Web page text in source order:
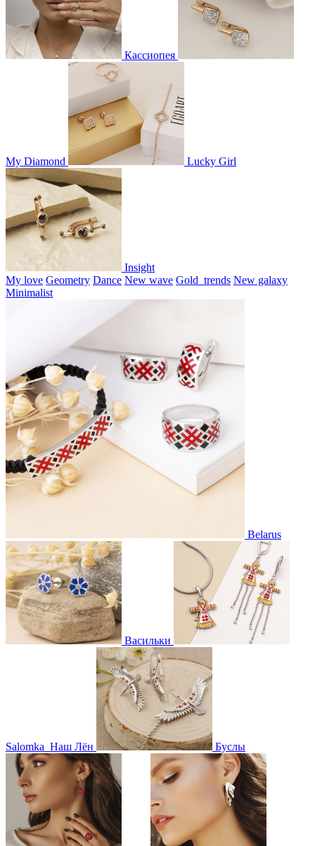
Кассиопея
My Diamond Lucky Girl
Insight
My love Geometry Dance New wave Gold_trends New galaxy
Minimalist
Belarus
Васильки
Salomka Наш Лён Буслы